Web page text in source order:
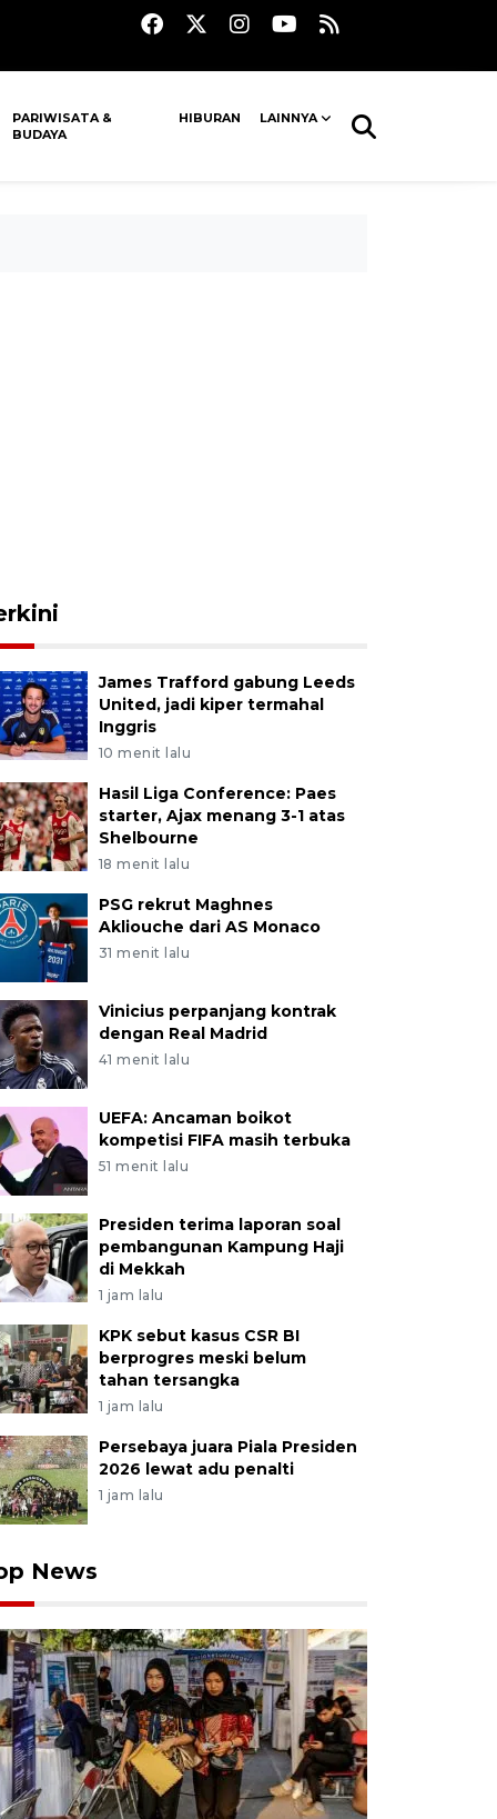
PARIWISATA &
BUDAYA
HIBURAN LAINNYA
James Trafford gabung Leeds
United, jadi kiper termahal
Inggris
10 menit lalu
Hasil Liga Conference: Paes
starter, Ajax menang 3-1 atas
Shelbourne
18 menit lalu
PSG rekrut Maghnes
Akliouche dari AS Monaco
31 menit lalu
Vinicius perpanjang kontrak
dengan Real Madrid
41 menit lalu
UEFA: Ancaman boikot
kompetisi FIFA masih terbuka
51 menit lalu
Presiden terima laporan soal
pembangunan Kampung Haji
di Mekkah
1 jam lalu
KPK sebut kasus CSR BI
berprogres meski belum
tahan tersangka
1 jam lalu
Persebaya juara Piala Presiden
2026 lewat adu penalti
1 jam lalu
News